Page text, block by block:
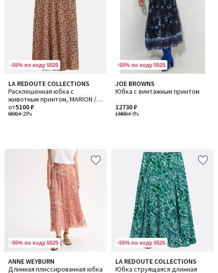
-55% по коду 5525
LA REDOUTE COLLECTIONS
Расклешенная юбка с
животным принтом, MARION /
МАРИОН
6800 ₽-25%
от5100 ₽
-55% по коду 5525
JOE BROWNS
Юбка с винтажным принтом
13400 ₽-5%
12730 ₽
-55% по коду 5525
ANNE WEYBURN
Длинная плиссированная юбка
-55% по коду 5525
LA REDOUTE COLLECTIONS
Юбка струящаяся длинная